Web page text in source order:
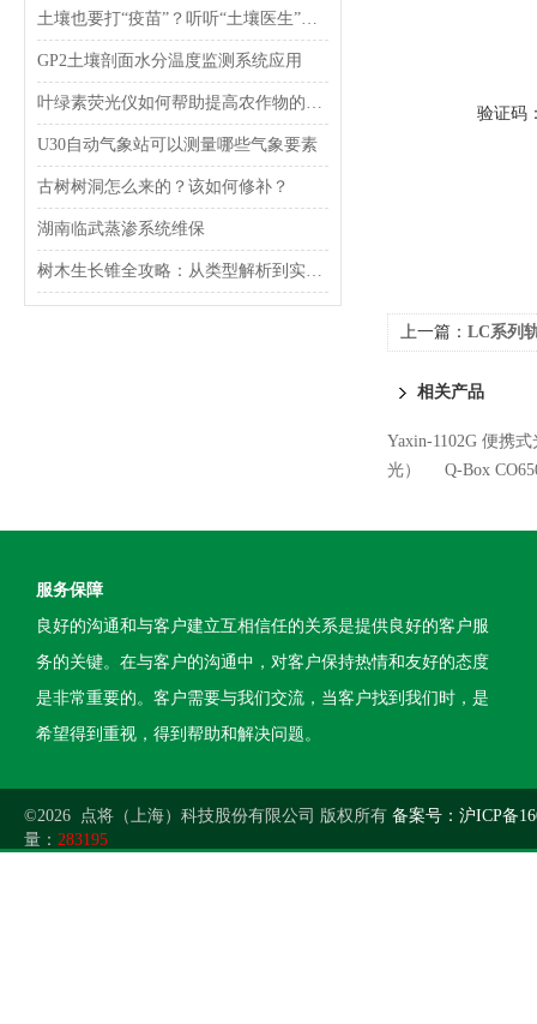
土壤也要打“疫苗”？听听“土壤医生”怎么说
GP2土壤剖面水分温度监测系统应用
叶绿素荧光仪如何帮助提高农作物的产量和质量？
U30自动气象站可以测量哪些气象要素
古树树洞怎么来的？该如何修补？
湖南临武蒸渗系统维保
树木生长锥全攻略：从类型解析到实操步骤详解
验证码
上一篇： LC系列
相关产品
Yaxin-1102G 便携
光）
Q-Box
服务保障
良好的沟通和与客户建立互相信任的关系是提供良好的客户服
务的关键。在与客户的沟通中，对客户保持热情和友好的态度
是非常重要的。客户需要与我们交流，当客户找到我们时，是
希望得到重视，得到帮助和解决问题。
©2026 点将（上海）科技股份有限公司 版权所有 备案号：沪ICP备
量： 283195